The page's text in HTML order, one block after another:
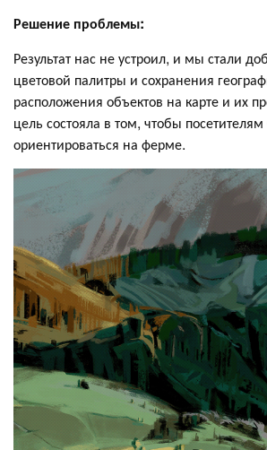
Решение проблемы:
Результат нас не устроил, и мы стали
цветовой палитры и сохранения
расположения объектов на карте и их
цель состояла в том, чтобы
ориентироваться на ферме.